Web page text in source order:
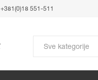
+381(0)18 551-511